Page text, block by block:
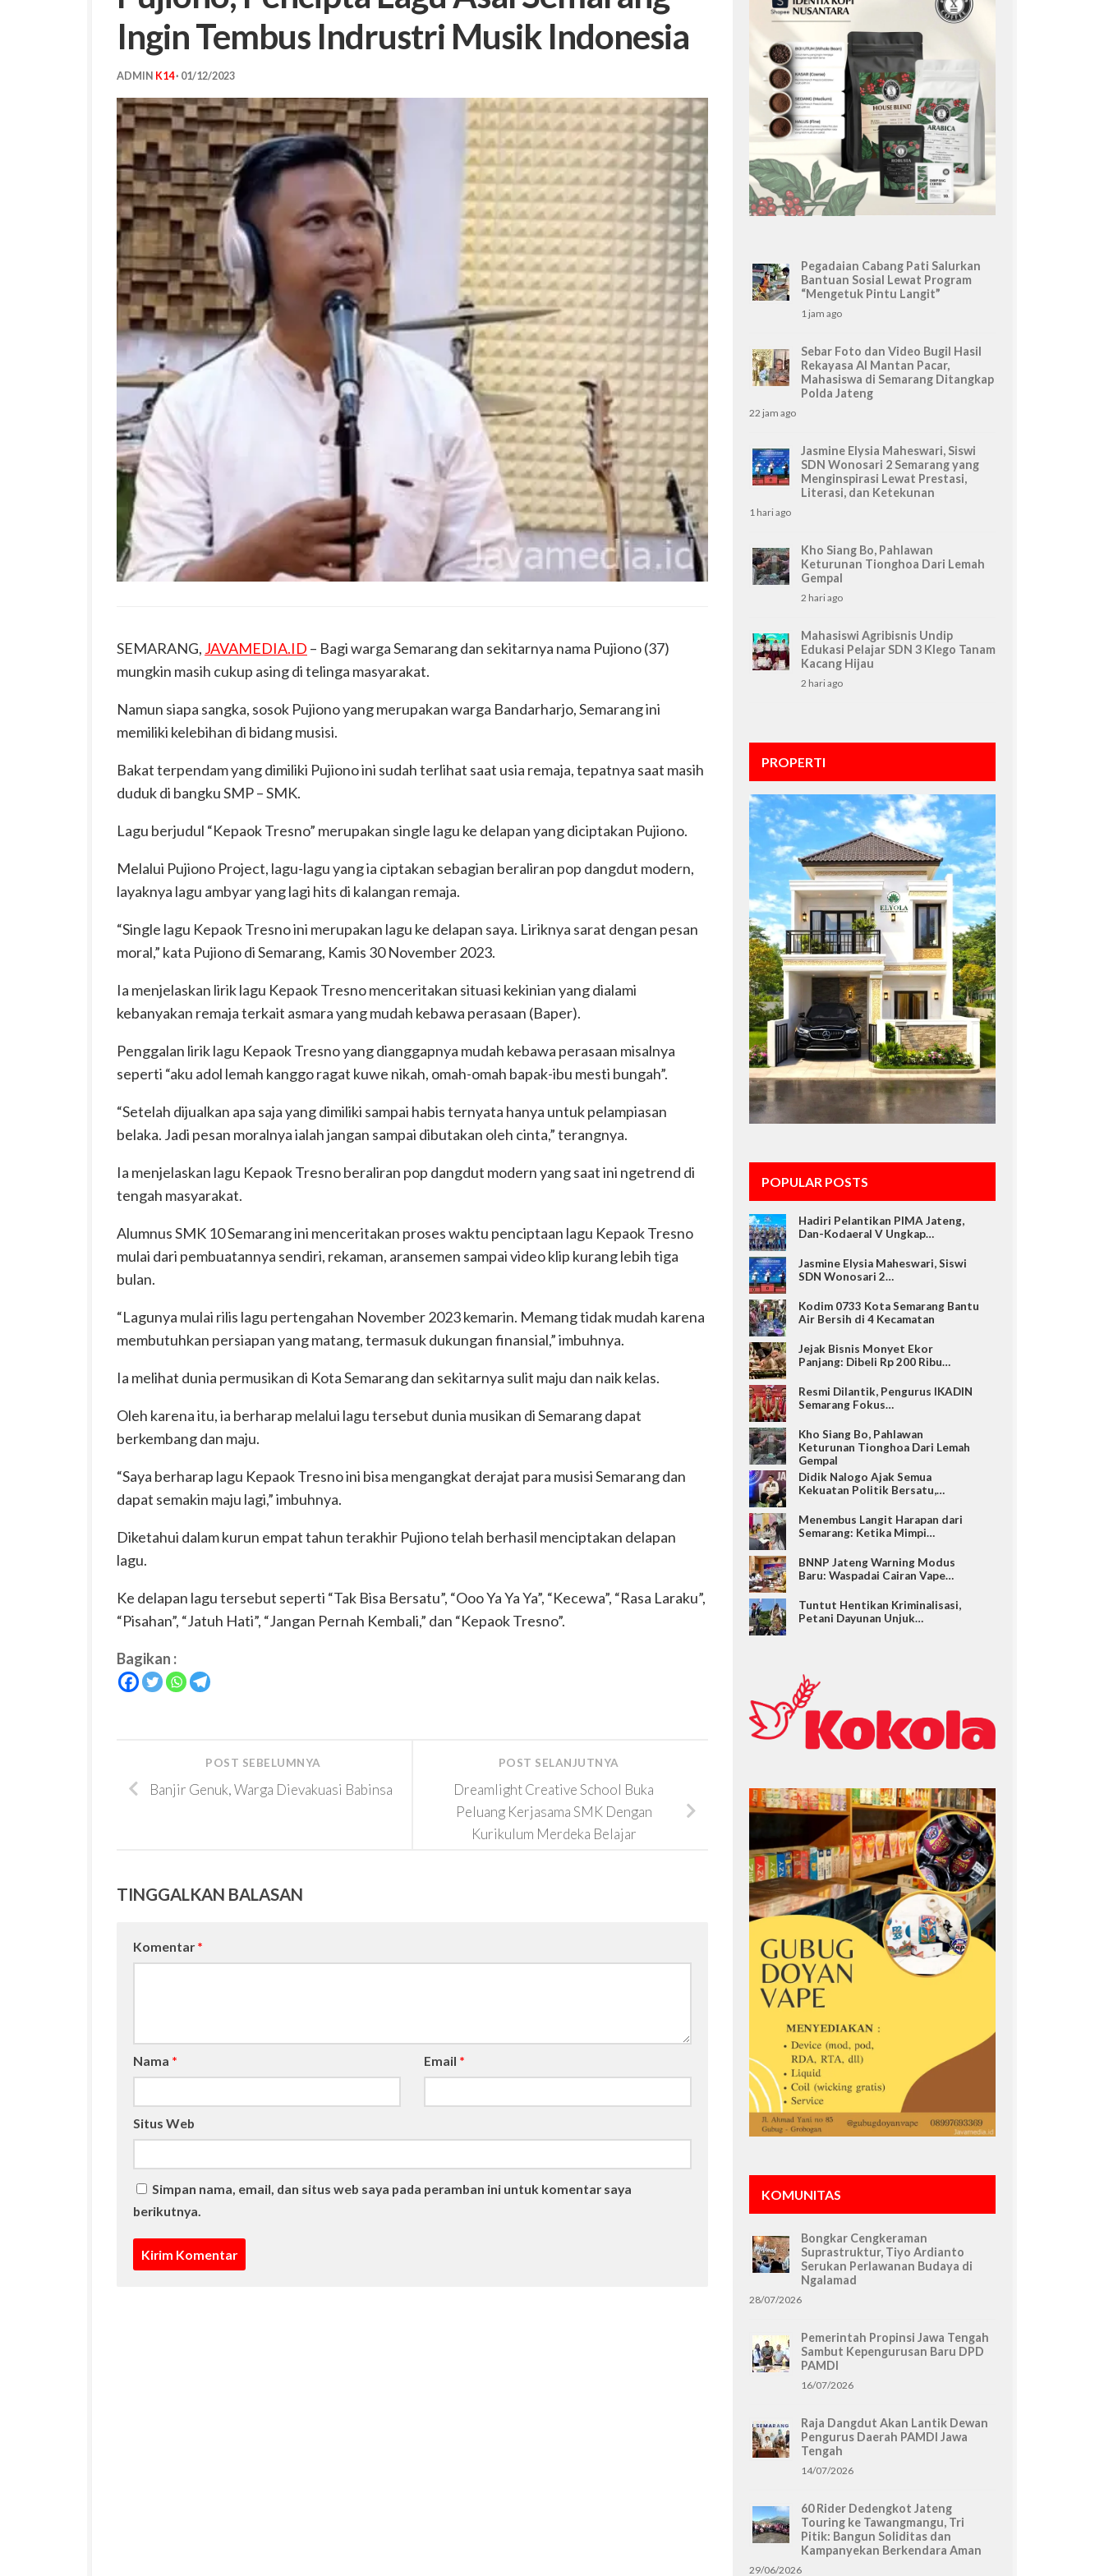
Ingin Tembus Indrustri Musik Indonesia
ADMIN K14· 01/12/2023
SEMARANG, JAVAMEDIA.ID – Bagi warga Semarang dan sekitarnya nama Pujiono (37)
mungkin masih cukup asing di telinga masyarakat.
Namun siapa sangka, sosok Pujiono yang merupakan warga Bandarharjo, Semarang ini
memiliki kelebihan di bidang musisi.
Bakat terpendam yang dimiliki Pujiono ini sudah terlihat saat usia remaja, tepatnya saat masih
duduk di bangku SMP – SMK.
Lagu berjudul “Kepaok Tresno” merupakan single lagu ke delapan yang diciptakan Pujiono.
Melalui Pujiono Project, lagu-lagu yang ia ciptakan sebagian beraliran pop dangdut modern,
layaknya lagu ambyar yang lagi hits di kalangan remaja.
“Single lagu Kepaok Tresno ini merupakan lagu ke delapan saya. Liriknya sarat dengan pesan
moral,” kata Pujiono di Semarang, Kamis 30 November 2023.
Ia menjelaskan lirik lagu Kepaok Tresno menceritakan situasi kekinian yang dialami
kebanyakan remaja terkait asmara yang mudah kebawa perasaan (Baper).
Penggalan lirik lagu Kepaok Tresno yang dianggapnya mudah kebawa perasaan misalnya
seperti “aku adol lemah kanggo ragat kuwe nikah, omah-omah bapak-ibu mesti bungah”.
“Setelah dijualkan apa saja yang dimiliki sampai habis ternyata hanya untuk pelampiasan
belaka. Jadi pesan moralnya ialah jangan sampai dibutakan oleh cinta,” terangnya.
Ia menjelaskan lagu Kepaok Tresno beraliran pop dangdut modern yang saat ini ngetrend di
tengah masyarakat.
Alumnus SMK 10 Semarang ini menceritakan proses waktu penciptaan lagu Kepaok Tresno
mulai dari pembuatannya sendiri, rekaman, aransemen sampai video klip kurang lebih tiga
bulan.
“Lagunya mulai rilis lagu pertengahan November 2023 kemarin. Memang tidak mudah karena
membutuhkan persiapan yang matang, termasuk dukungan finansial,” imbuhnya.
Ia melihat dunia permusikan di Kota Semarang dan sekitarnya sulit maju dan naik kelas.
Oleh karena itu, ia berharap melalui lagu tersebut dunia musikan di Semarang dapat
berkembang dan maju.
“Saya berharap lagu Kepaok Tresno ini bisa mengangkat derajat para musisi Semarang dan
dapat semakin maju lagi,” imbuhnya.
Diketahui dalam kurun empat tahun terakhir Pujiono telah berhasil menciptakan delapan
lagu.
Ke delapan lagu tersebut seperti “Tak Bisa Bersatu”, “Ooo Ya Ya Ya”, “Kecewa”, “Rasa Laraku”,
“Pisahan”, “Jatuh Hati”, “Jangan Pernah Kembali,” dan “Kepaok Tresno”.
Bagikan :
POST SELANJUTNYA
Dreamlight Creative School Buka
Peluang Kerjasama SMK Dengan
Kurikulum Merdeka Belajar
POST SEBELUMNYA
Banjir Genuk, Warga Dievakuasi Babinsa
TINGGALKAN BALASAN
Komentar *
Nama * Email *
Situs Web
Simpan nama, email, dan situs web saya pada peramban ini untuk komentar saya
berikutnya.
Pegadaian Cabang Pati Salurkan
Bantuan Sosial Lewat Program
“Mengetuk Pintu Langit”
1 jam ago
Sebar Foto dan Video Bugil Hasil
Rekayasa AI Mantan Pacar,
Mahasiswa di Semarang Ditangkap
Polda Jateng
22 jam ago
Jasmine Elysia Maheswari, Siswi
SDN Wonosari 2 Semarang yang
Menginspirasi Lewat Prestasi,
Literasi, dan Ketekunan
1 hari ago
Kho Siang Bo, Pahlawan
Keturunan Tionghoa Dari Lemah
Gempal
2 hari ago
Mahasiswi Agribisnis Undip
Edukasi Pelajar SDN 3 Klego Tanam
Kacang Hijau
2 hari ago
PROPERTI
POPULAR POSTS
Hadiri Pelantikan PIMA Jateng,
Dan-Kodaeral V Ungkap…
Jasmine Elysia Maheswari, Siswi
SDN Wonosari 2…
Kodim 0733 Kota Semarang Bantu
Air Bersih di 4 Kecamatan
Jejak Bisnis Monyet Ekor
Panjang: Dibeli Rp 200 Ribu…
Resmi Dilantik, Pengurus IKADIN
Semarang Fokus…
Kho Siang Bo, Pahlawan
Keturunan Tionghoa Dari Lemah
Gempal
Didik Nalogo Ajak Semua
Kekuatan Politik Bersatu,…
Menembus Langit Harapan dari
Semarang: Ketika Mimpi…
BNNP Jateng Warning Modus
Baru: Waspadai Cairan Vape…
Tuntut Hentikan Kriminalisasi,
Petani Dayunan Unjuk…
KOMUNITAS
Bongkar Cengkeraman
Suprastruktur, Tiyo Ardianto
Serukan Perlawanan Budaya di
Ngalamad
28/07/2026
Pemerintah Propinsi Jawa Tengah
Sambut Kepengurusan Baru DPD
PAMDI
16/07/2026
Raja Dangdut Akan Lantik Dewan
Pengurus Daerah PAMDI Jawa
Tengah
14/07/2026
60 Rider Dedengkot Jateng
Touring ke Tawangmangu, Tri
Pitik: Bangun Soliditas dan
Kampanyekan Berkendara Aman
29/06/2026